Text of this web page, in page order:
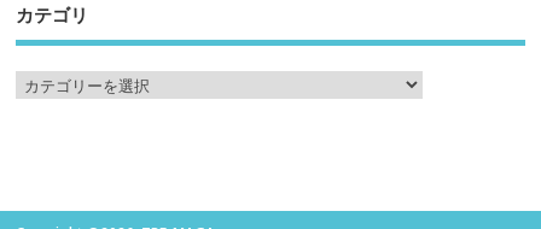
カテゴリ